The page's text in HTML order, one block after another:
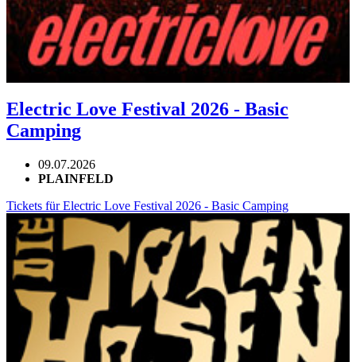
Electric Love Festival 2026 - Basic
Camping
09.07.2026
PLAINFELD
Tickets für Electric Love Festival 2026 - Basic Camping